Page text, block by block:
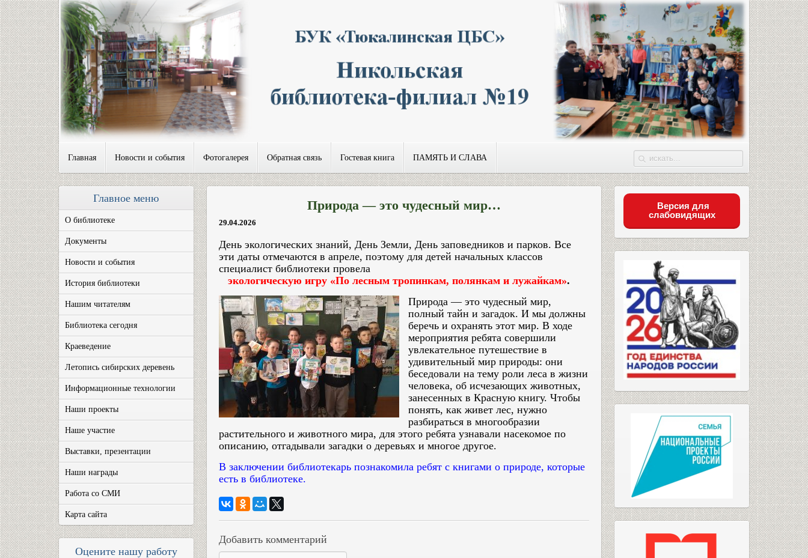
Главная Новости и события Фотогалерея Обратная связь Гостевая книга ПАМЯТЬ И СЛАВА
Природа — это чудесный мир…
29.04.2026
День экологических знаний, День Земли, День заповедников и парков. Все
эти даты отмечаются в апреле, поэтому для детей начальных классов
специалист библиотеки провела
экологическую игру «По лесным тропинкам, полянкам и лужайкам».
Природа — это чудесный мир,
полный тайн и загадок. И мы должны
беречь и охранять этот мир. В ходе
мероприятия ребята совершили
увлекательное путешествие в
удивительный мир природы: они
беседовали на тему роли леса в жизни
человека, об исчезающих животных,
занесенных в Красную книгу. Чтобы
понять, как живет лес, нужно
разбираться в многообразии
растительного и животного мира, для этого ребята узнавали насекомое по
описанию, отгадывали загадки о деревьях и многое другое.
В заключении библиотекарь познакомила ребят с книгами о природе, которые
есть в библиотеке.
Добавить комментарий
Главное меню
О библиотеке
Документы
Новости и события
История библиотеки
Нашим читателям
Библиотека сегодня
Краеведение
Летопись сибирских деревень
Информационные технологии
Наши проекты
Наше участие
Выставки, презентации
Наши награды
Работа со СМИ
Карта сайта
Оцените нашу работу
Версия для
слабовидящих